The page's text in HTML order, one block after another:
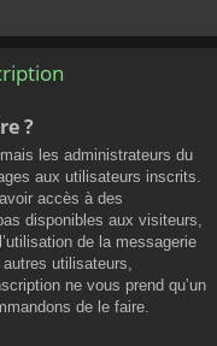
?
les administrateurs du
aux utilisateurs inscrits.
accès à des
disponibles aux visiteurs,
de la messagerie
utilisateurs,
ne vous prend qu’un
de le faire.